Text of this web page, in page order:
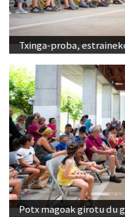
Txinga-proba,
Potx magoak girotu du